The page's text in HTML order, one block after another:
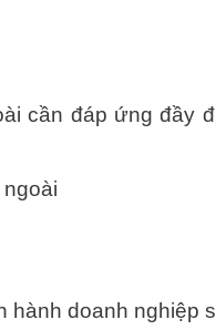
cần đáp ứng đầy
hành doanh nghiệp